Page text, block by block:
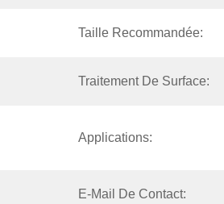
Taille Recommandée:
Traitement De Surface:
Applications:
E-Mail De Contact: